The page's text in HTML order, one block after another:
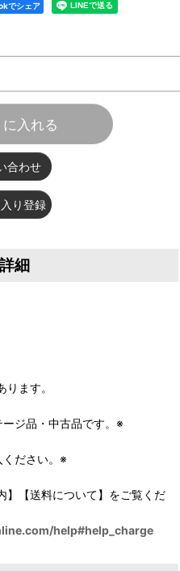
でシェア
入れる
合わせ
り登録
細
ります。
ジ品・中古品です。※
ださい。※
】【送料について】をご覧くだ
help#help_charge